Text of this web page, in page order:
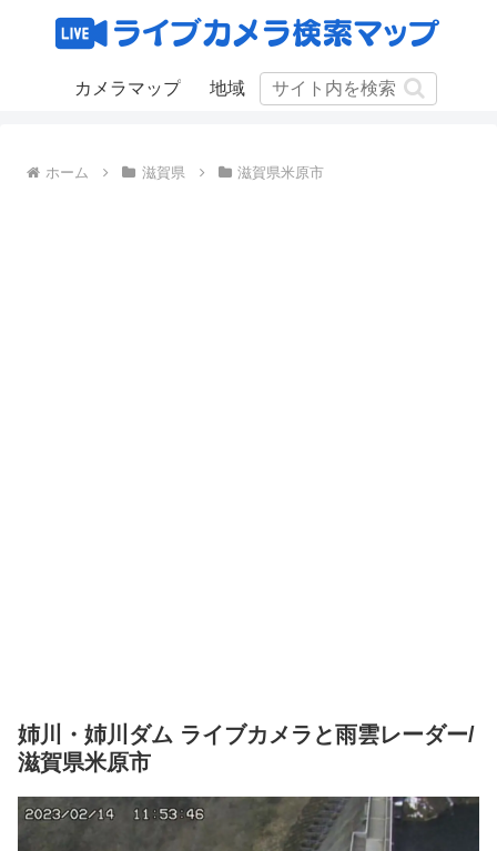
カメラマップ 地域
ホーム 滋賀県 滋賀県米原市
姉川・姉川ダム ライブカメラと雨雲レーダー/
滋賀県米原市